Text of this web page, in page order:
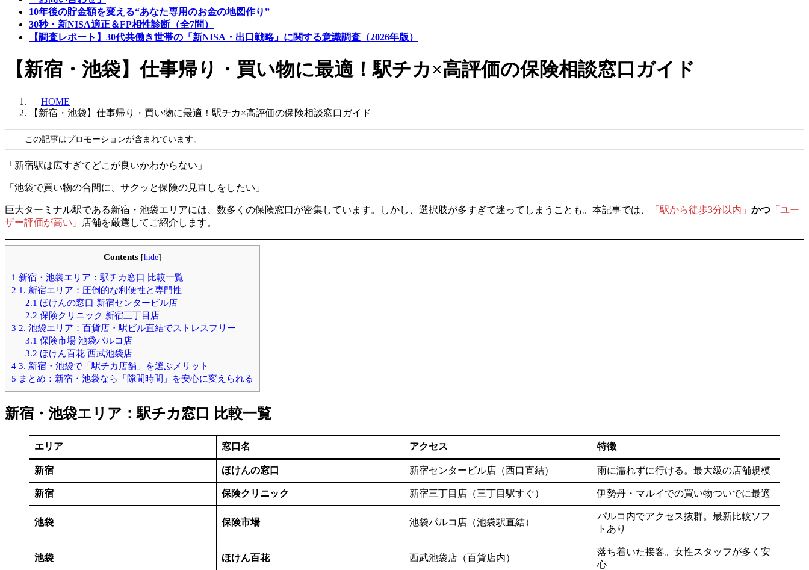
10年後の貯金額を変える“あなた専用のお金の地図作り”
30秒・新NISA適正＆FP相性診断（全7問）
【調査レポート】30代共働き世帯の「新NISA・出口戦略」に関する意識調査（2026年版）
【新宿・池袋】仕事帰り・買い物に最適！駅チカ×高評価の保険相談窓口ガイド
HOME
【新宿・池袋】仕事帰り・買い物に最適！駅チカ×高評価の保険相談窓口ガイド
この記事はプロモーションが含まれています。
「新宿駅は広すぎてどこが良いかわからない」
「池袋で買い物の合間に、サクッと保険の見直しをしたい」
巨大ターミナル駅である新宿・池袋エリアには、数多くの保険窓口が密集しています。しかし、選択肢が多すぎて迷ってしまうことも。本記事では、 「駅から徒歩3分以内」 かつ 「ユー
ザー評価が高い」
店舗を厳選してご紹介します。
Contents [hide]
1 新宿・池袋エリア：駅チカ窓口 比較一覧
2 1. 新宿エリア：圧倒的な利便性と専門性
2.1 ほけんの窓口 新宿センタービル店
2.2 保険クリニック 新宿三丁目店
3 2. 池袋エリア：百貨店・駅ビル直結でストレスフリー
3.1 保険市場 池袋パルコ店
3.2 ほけん百花 西武池袋店
4 3. 新宿・池袋で「駅チカ店舗」を選ぶメリット
5 まとめ：新宿・池袋なら「隙間時間」を安心に変えられる
新宿・池袋エリア：駅チカ窓口 比較一覧
エリア 窓口名 アクセス 特徴
新宿 ほけんの窓口 新宿センタービル店（西口直結） 雨に濡れずに行ける。最大級の店舗規模
新宿 保険クリニック 新宿三丁目店（三丁目駅すぐ） 伊勢丹・マルイでの買い物ついでに最適
池袋 保険市場 池袋パルコ店（池袋駅直結）
パルコ内でアクセス抜群。最新比較ソフ
トあり
池袋 ほけん百花 西武池袋店（百貨店内）
落ち着いた接客。女性スタッフが多く安
心